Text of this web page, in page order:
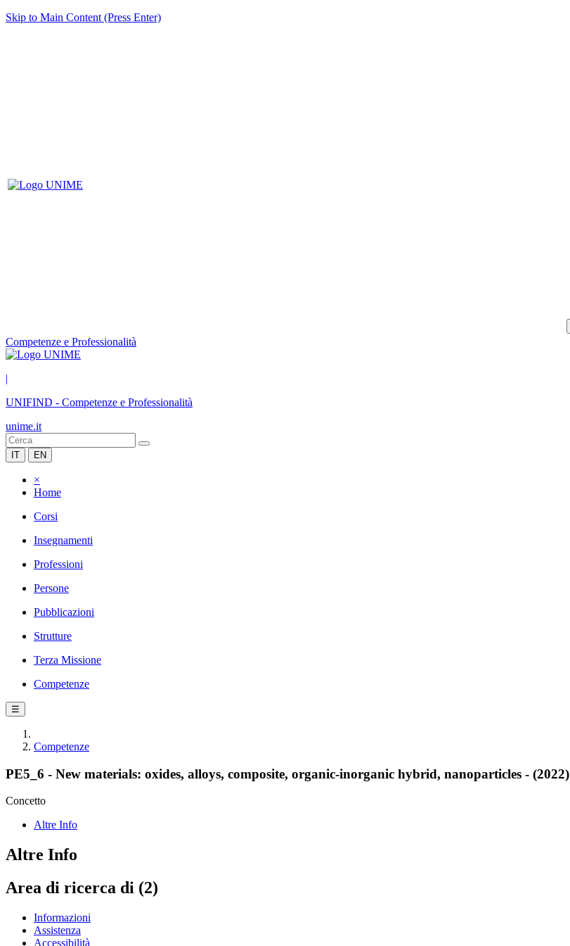
Skip to Main Content (Press Enter)
Competenze e Professionalità
|
UNIFIND - Competenze e Professionalità
unime.it
IT EN
×
Home
Corsi
Insegnamenti
Professioni
Persone
Pubblicazioni
Strutture
Terza Missione
Competenze
☰
Competenze
PE5_6 - New materials: oxides, alloys, composite, organic-inorganic hybrid, nanoparticles - (2022)
Concetto
Altre Info
Altre Info
Area di ricerca di (2)
Informazioni
Assistenza
Accessibilità